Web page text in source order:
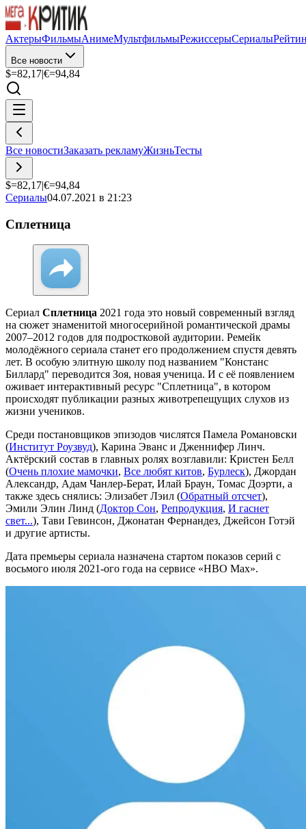
АктерыФильмыАнимеМультфильмыРежиссерыСериалы
Все новости
$=82,17|€=94,84
Все новостиЗаказать рекламуЖизньТесты
$=82,17|€=94,84
Сериалы04.07.2021 в 21:23
Сплетница
Сериал Сплетница 2021 года это новый современный взгляд
на сюжет знаменитой многосерийной романтической драмы
2007–2012 годов для подростковой аудитории. Ремейк
молодёжного сериала станет его продолжением спустя девять
лет. В особую элитную школу под названием "Констанс
Биллард" переводится Зоя, новая ученица. И с её появлением
оживает интерактивный ресурс "Сплетница", в котором
происходят публикации разных животрепещущих слухов из
жизни учеников.
Среди постановщиков эпизодов числятся Памела Романовски
(Институт Роузвуд), Карина Эванс и Дженнифер Линч.
Актёрский состав в главных ролях возглавили: Кристен Белл
(Очень плохие мамочки, Все любят китов, Бурлеск), Джордан
Александр, Адам Чанлер-Берат, Илай Браун, Томас Доэрти, а
также здесь снялись: Элизабет Лэил (Обратный отсчет),
Эмили Элин Линд (Доктор Сон, Репродукция, И гаснет
свет...), Тави Гевинсон, Джонатан Фернандез, Джейсон Готэй
и другие артисты.
Дата премьеры сериала назначена стартом показов серий с
восьмого июля 2021-ого года на сервисе «HBO Max».